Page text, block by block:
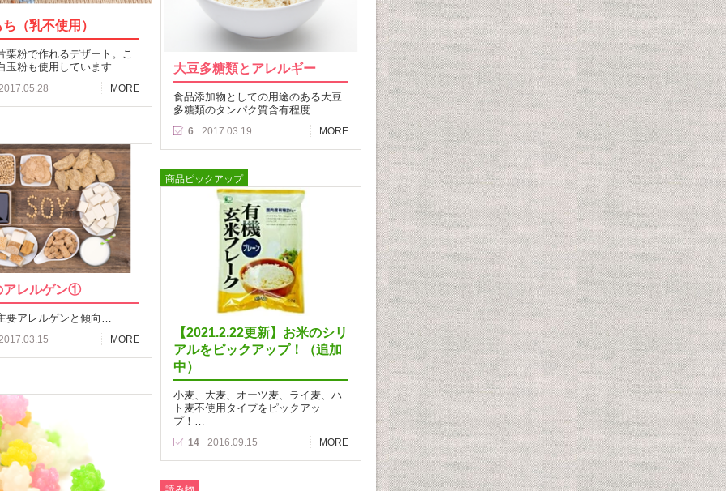
（乳不使用）
栗粉で作れるデザート。こ
玉粉も使用しています…
MORE
大豆多糖類とアレルギー
食品添加物としての用途のある大豆
多糖類のタンパク質含有程度…
6 2017.03.19 MORE
アレルゲン①
要アレルゲンと傾向…
MORE
商品ピックアップ
【2021.2.22更新】お米のシリ
アルをピックアップ！（追加
中）
小麦、大麦、オーツ麦、ライ麦、ハ
ト麦不使用タイプをピックアッ
プ！…
14 2016.09.15 MORE
読み物